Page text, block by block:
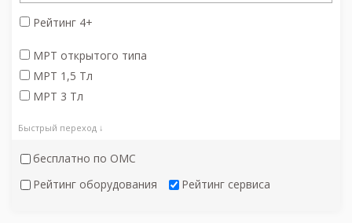
Рейтинг 4+
МРТ открытого типа
МРТ 1,5 Тл
МРТ 3 Тл
Быстрый переход ↓
бесплатно по ОМС
Рейтинг оборудования
Рейтинг сервиса